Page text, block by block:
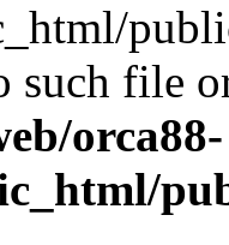
such file
orca88-